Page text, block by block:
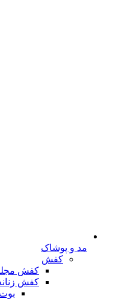
مد و پوشاک
کفش
کفش
کفش
بوت